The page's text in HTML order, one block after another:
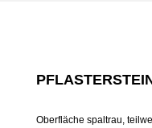
Oberfläche spaltrau,